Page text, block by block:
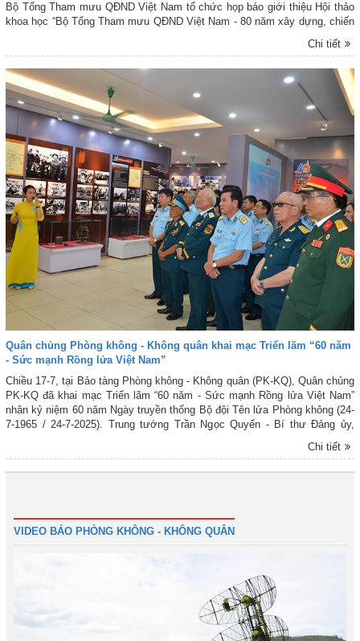
Bộ Tổng Tham mưu QĐND Việt Nam tổ chức họp báo giới thiệu Hội thảo
khoa học “Bộ Tổng Tham mưu QĐND Việt Nam - 80 năm xây dựng, chiến
đấu và trưởng thành, vững bước tiến vào kỷ nguyên mới của dân tộc”.
Chi tiết
Quân chủng Phòng không - Không quân khai mạc Triển lãm “60 năm
- Sức mạnh Rồng lửa Việt Nam”
Chiều 17-7, tại Bảo tàng Phòng không - Không quân (PK-KQ), Quân chủng
PK-KQ đã khai mạc Triển lãm “60 năm - Sức mạnh Rồng lửa Việt Nam”
nhân kỷ niệm 60 năm Ngày truyền thống Bộ đội Tên lửa Phòng không (24-
7-1965 / 24-7-2025). Trung tướng Trần Ngọc Quyến - Bí thư Đảng ủy,
dự có Thiếu tướng Hoàng Văn Lâu - Ủy viên Ban Thường vụ Đảng ủy,
bộ, chiến sĩ, nhân viên khối cơ quan Quân chủng và Lữ đoàn Thông tin
Chi tiết
VIDEO BÁO PHÒNG KHÔNG - KHÔNG QUÂN